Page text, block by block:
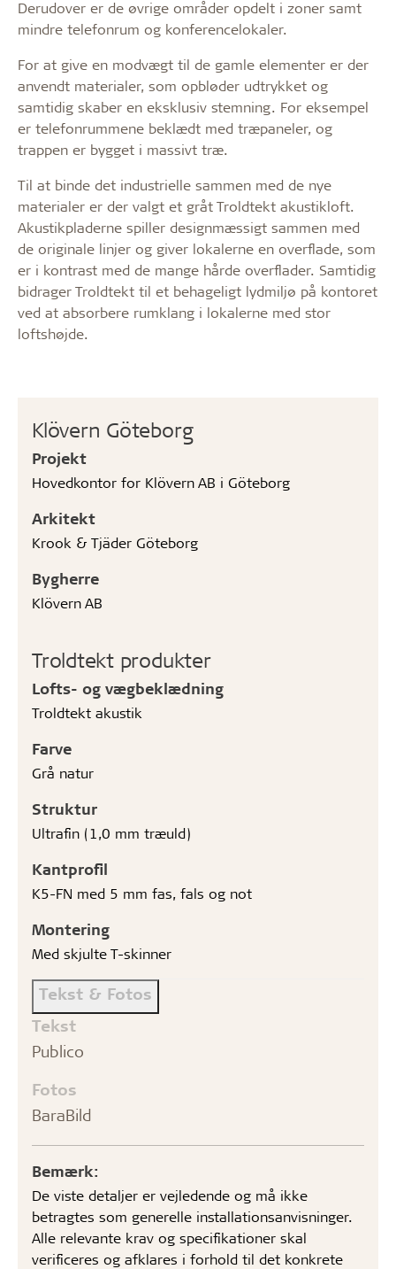
Klövern Göteborg
Projekt
Hovedkontor for Klövern AB i Göteborg
Arkitekt
Krook & Tjäder Göteborg
Bygherre
Klövern AB
Troldtekt produkter
Lofts- og vægbeklædning
Troldtekt akustik
Farve
Grå natur
Struktur
Ultrafin (1,0 mm træuld)
Kantprofil
K5-FN med 5 mm fas, fals og not
Montering
Med skjulte T-skinner
Tekst & Fotos
Tekst
Publico
Fotos
BaraBild
Bemærk:
De viste detaljer er vejledende og må ikke
betragtes som generelle installationsanvisninger.
Alle relevante krav og specifikationer skal
verificeres og afklares i forhold til det konkrete
Derudover er de øvrige områder opdelt i zoner samt
mindre telefonrum og konferencelokaler.
For at give en modvægt til de gamle elementer er der
anvendt materialer, som opbløder udtrykket og
samtidig skaber en eksklusiv stemning. For eksempel
er telefonrummene beklædt med træpaneler, og
trappen er bygget i massivt træ.
Til at binde det industrielle sammen med de nye
materialer er der valgt et gråt Troldtekt akustikloft.
Akustikpladerne spiller designmæssigt sammen med
de originale linjer og giver lokalerne en overflade, som
er i kontrast med de mange hårde overflader. Samtidig
bidrager Troldtekt til et behageligt lydmiljø på kontoret
ved at absorbere rumklang i lokalerne med stor
loftshøjde.